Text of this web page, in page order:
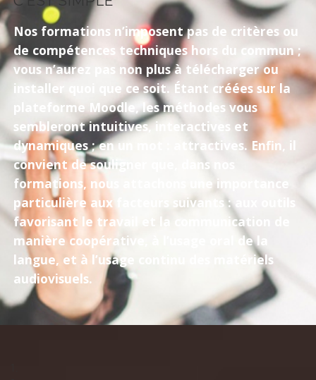
Nos formations n’imposent pas de critères ou
de compétences techniques hors du commun ;
vous n’aurez pas non plus à télécharger ou
installer quoi que ce soit. Étant créées sur la
plateforme Moodle, les méthodes vous
sembleront intuitives, interactives et
dynamiques ; en un mot : attractives. Enfin, il
convient de souligner que, dans nos
formations, nous attachons une importance
particulière aux facteurs suivants : aux outils
favorisant le travail et la communication de
manière coopérative, à l’usage oral de la
langue, et à l’usage continu des matériels
audiovisuels.